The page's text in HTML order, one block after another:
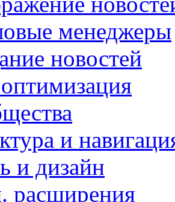
менеджеры
новостей
и
и дизайн
расширения